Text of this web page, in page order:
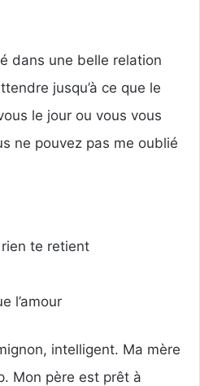
dans une belle relation
jusqu’à ce que le
le jour ou vous vous
ne pouvez pas me oublié
rien te retient
l’amour
intelligent. Ma mère
Mon père est prêt à